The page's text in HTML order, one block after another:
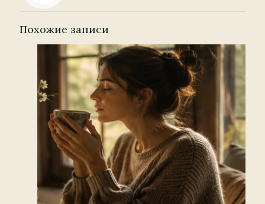
Похожие записи